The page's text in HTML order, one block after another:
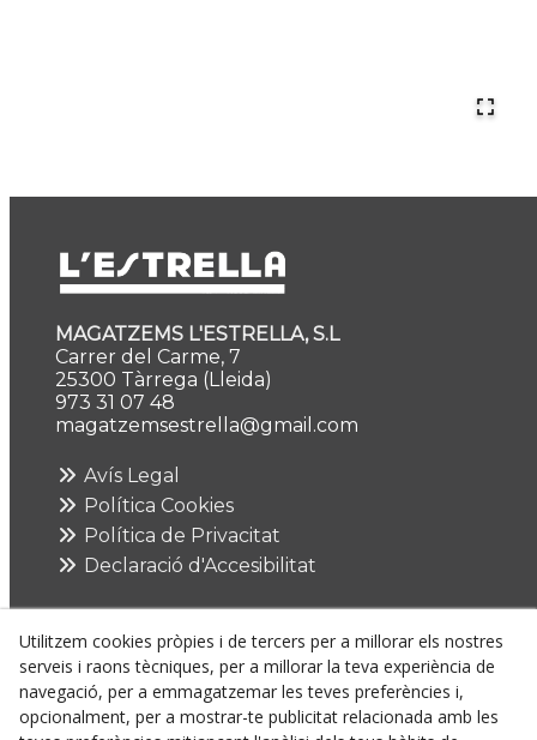
MAGATZEMS L'ESTRELLA, S.L
Carrer del Carme, 7
25300 Tàrrega (Lleida)
973 31 07 48
magatzemsestrella@gmail.com
Avís Legal
Política Cookies
Política de Privacitat
Declaració d'Accesibilitat
Utilitzem cookies pròpies i de tercers per a millorar els nostres
serveis i raons tècniques, per a millorar la teva experiència de
navegació, per a emmagatzemar les teves preferències i,
opcionalment, per a mostrar-te publicitat relacionada amb les